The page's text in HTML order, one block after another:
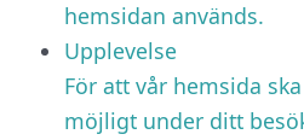
hemsidan används.
Upplevelse
För att vår hemsida
möjligt under ditt